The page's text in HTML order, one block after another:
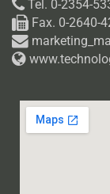
Tel. 0-2354-
Fax. 0-2640-